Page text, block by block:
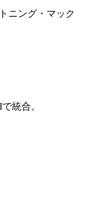
ニング・マック
統合。